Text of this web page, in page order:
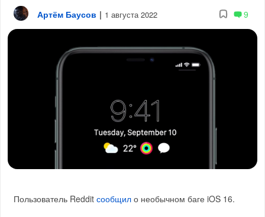
Артём Баусов | 1 августа 2022 9
Пользователь Redditсообщил о необычном баге iOS 16.